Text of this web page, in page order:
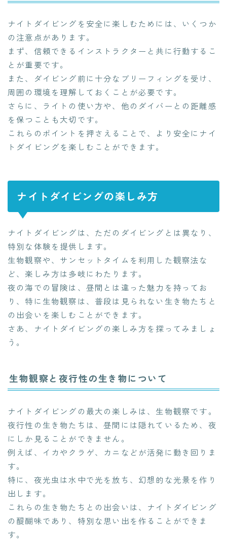
ナイトダイビングを安全に楽しむためには、いくつか
の注意点があります。
まず、信頼できるインストラクターと共に行動するこ
とが重要です。
また、ダイビング前に十分なブリーフィングを受け、
周囲の環境を理解しておくことが必要です。
さらに、ライトの使い方や、他のダイバーとの距離感
を保つことも大切です。
これらのポイントを押さえることで、より安全にナイ
トダイビングを楽しむことができます。
ナイトダイビングの楽しみ方
ナイトダイビングは、ただのダイビングとは異なり、
特別な体験を提供します。
生物観察や、サンセットタイムを利用した観察法な
ど、楽しみ方は多岐にわたります。
夜の海での冒険は、昼間とは違った魅力を持ってお
り、特に生物観察は、普段は見られない生き物たちと
の出会いを楽しむことができます。
さあ、ナイトダイビングの楽しみ方を探ってみましょ
う。
生物観察と夜行性の生き物について
ナイトダイビングの最大の楽しみは、生物観察です。
夜行性の生き物たちは、昼間には隠れているため、夜
にしか見ることができません。
例えば、イカやクラゲ、カニなどが活発に動き回りま
す。
特に、夜光虫は水中で光を放ち、幻想的な光景を作り
出します。
これらの生き物たちとの出会いは、ナイトダイビング
の醍醐味であり、特別な思い出を作ることができま
す。